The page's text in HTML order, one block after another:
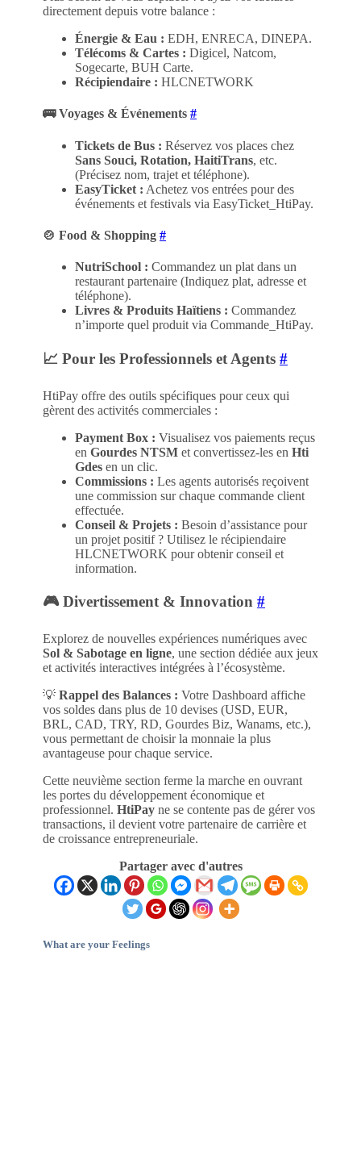
directement depuis votre balance :
Énergie & Eau : EDH, ENRECA, DINEPA.
Télécoms & Cartes : Digicel, Natcom,
Sogecarte, BUH Carte.
Récipiendaire : HLCNETWORK
🚌 Voyages & Événements #
Tickets de Bus : Réservez vos places chez
Sans Souci, Rotation, HaitiTrans, etc.
(Précisez nom, trajet et téléphone).
EasyTicket : Achetez vos entrées pour des
événements et festivals via EasyTicket_HtiPay.
🍲 Food & Shopping #
NutriSchool : Commandez un plat dans un
restaurant partenaire (Indiquez plat, adresse et
téléphone).
Livres & Produits Haïtiens : Commandez
n’importe quel produit via Commande_HtiPay.
📈 Pour les Professionnels et Agents #
HtiPay offre des outils spécifiques pour ceux qui
gèrent des activités commerciales :
Payment Box : Visualisez vos paiements reçus
en Gourdes NTSM et convertissez-les en Hti
Gdes en un clic.
Commissions : Les agents autorisés reçoivent
une commission sur chaque commande client
effectuée.
Conseil & Projets : Besoin d’assistance pour
un projet positif ? Utilisez le récipiendaire
HLCNETWORK pour obtenir conseil et
information.
🎮 Divertissement & Innovation #
Explorez de nouvelles expériences numériques avec
Sol & Sabotage en ligne, une section dédiée aux jeux
et activités interactives intégrées à l’écosystème.
💡 Rappel des Balances : Votre Dashboard affiche
vos soldes dans plus de 10 devises (USD, EUR,
BRL, CAD, TRY, RD, Gourdes Biz, Wanams, etc.),
vous permettant de choisir la monnaie la plus
avantageuse pour chaque service.
Cette neuvième section ferme la marche en ouvrant
les portes du développement économique et
professionnel. HtiPay ne se contente pas de gérer vos
transactions, il devient votre partenaire de carrière et
de croissance entrepreneuriale.
Partager avec d'autres
What are your Feelings